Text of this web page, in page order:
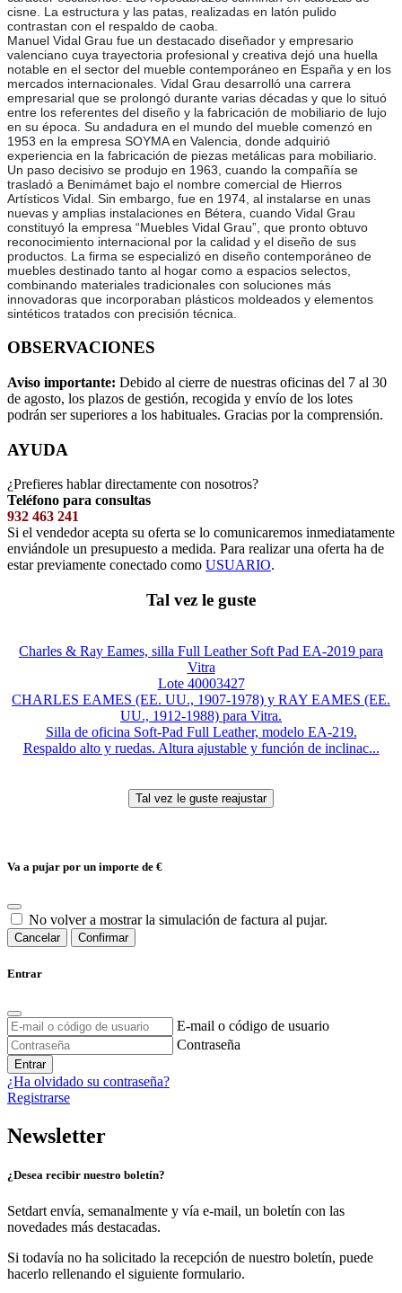
cisne. La estructura y las patas, realizadas en latón pulido
contrastan con el respaldo de caoba.
Manuel Vidal Grau fue un destacado diseñador y empresario
valenciano cuya trayectoria profesional y creativa dejó una huella
notable en el sector del mueble contemporáneo en España y en los
mercados internacionales. Vidal Grau desarrolló una carrera
empresarial que se prolongó durante varias décadas y que lo situó
entre los referentes del diseño y la fabricación de mobiliario de lujo
en su época. Su andadura en el mundo del mueble comenzó en
1953 en la empresa SOYMA en Valencia, donde adquirió
experiencia en la fabricación de piezas metálicas para mobiliario.
Un paso decisivo se produjo en 1963, cuando la compañía se
trasladó a Benimámet bajo el nombre comercial de Hierros
Artísticos Vidal. Sin embargo, fue en 1974, al instalarse en unas
nuevas y amplias instalaciones en Bétera, cuando Vidal Grau
constituyó la empresa “Muebles Vidal Grau”, que pronto obtuvo
reconocimiento internacional por la calidad y el diseño de sus
productos. La firma se especializó en diseño contemporáneo de
muebles destinado tanto al hogar como a espacios selectos,
combinando materiales tradicionales con soluciones más
innovadoras que incorporaban plásticos moldeados y elementos
sintéticos tratados con precisión técnica.
OBSERVACIONES
Aviso importante: Debido al cierre de nuestras oficinas del 7 al 30
de agosto, los plazos de gestión, recogida y envío de los lotes
podrán ser superiores a los habituales. Gracias por la comprensión.
AYUDA
¿Prefieres hablar directamente con nosotros?
Teléfono para consultas
932 463 241
Si el vendedor acepta su oferta se lo comunicaremos inmediatamente
enviándole un presupuesto a medida. Para realizar una oferta ha de
estar previamente conectado como USUARIO.
Tal vez le guste
Charles & Ray Eames, silla Full Leather Soft Pad EA-2019 para
Vitra
Lote 40003427
CHARLES EAMES (EE. UU., 1907-1978) y RAY EAMES (EE.
UU., 1912-1988) para Vitra.
Silla de oficina Soft-Pad Full Leather, modelo EA-219.
Respaldo alto y ruedas. Altura ajustable y función de inclinac...
Va a pujar por un importe de €
No volver a mostrar la simulación de factura al pujar.
Cancelar Confirmar
Entrar
E-mail o código de usuario
Contraseña
Entrar
¿Ha olvidado su contraseña?
Registrarse
Newsletter
¿Desea recibir nuestro boletín?
Setdart envía, semanalmente y vía e-mail, un boletín con las
novedades más destacadas.
Si todavía no ha solicitado la recepción de nuestro boletín, puede
hacerlo rellenando el siguiente formulario.